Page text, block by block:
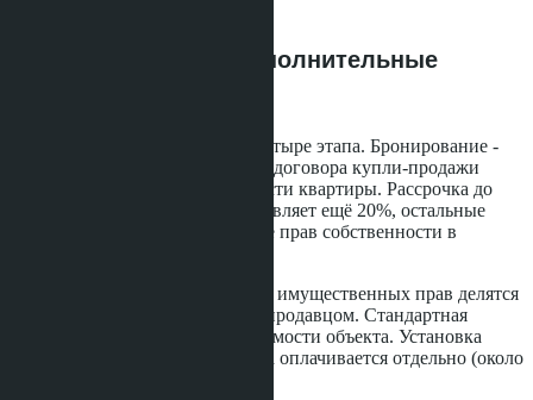
Условия оплаты и дополнительные
Платёжный план разделён на четыре этапа. Бронирование -
100 тысяч бат. При подписании договора купли-продажи
покупатель вносит 20% стоимости квартиры. Рассрочка до
завершения строительства составляет ещё 20%, остальные
60% оплачиваются при передаче прав собственности в
Налоги и сборы за регистрацию имущественных прав делятся
поровну между покупателем и продавцом. Стандартная
ставка - 2% от кадастровой стоимости объекта. Установка
счётчиков воды и электричества оплачивается отдельно (около